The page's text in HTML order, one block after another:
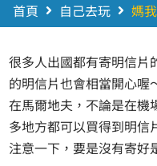
首頁 自己去玩 媽
很多人出國都有寄明信片
的明信片也會相當開心喔
在馬爾地夫，不論是在機
多地方都可以買得到明信
注意一下，要是沒有寄好